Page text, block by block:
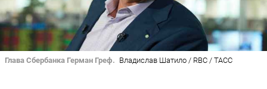
Глава Сбербанка Герман Греф. Владислав Шатило / RBC / ТАСС